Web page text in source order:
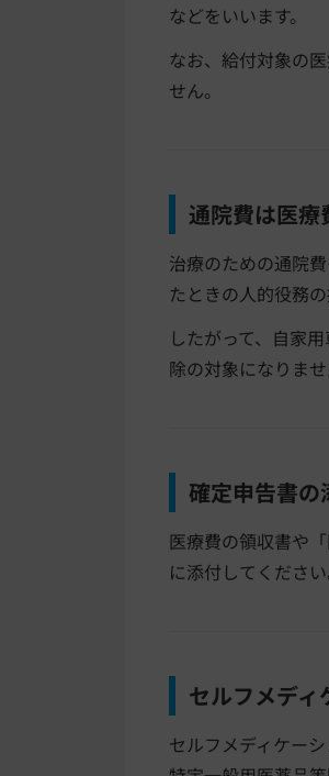
などをいいます。
なお、給付対象の
せん。
通院費は医療
治療のための通院
たときの人的役務
したがって、自家
除の対象になりませ
確定申告書の
医療費の領収書や
に添付してください
セルフメディ
セルフメディケー